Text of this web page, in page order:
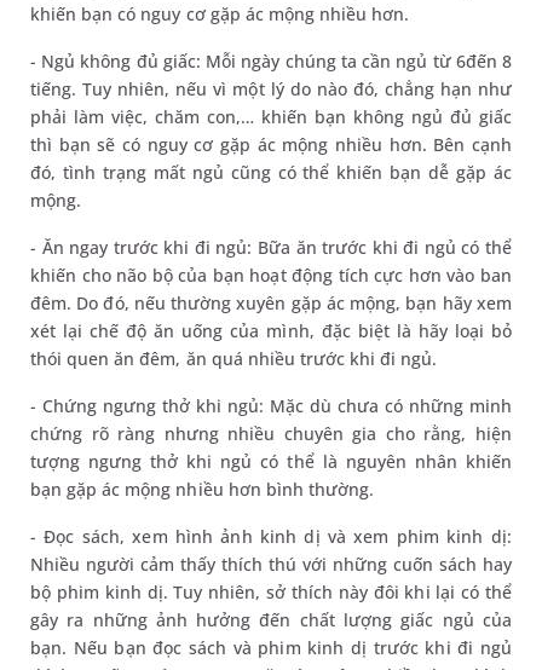
khiến bạn có nguy cơ gặp ác mộng nhiều hơn.
- Ngủ không đủ giấc: Mỗi ngày chúng ta cần ngủ từ 6đến 8
tiếng. Tuy nhiên, nếu vì một lý do nào đó, chẳng hạn như
phải làm việc, chăm con,… khiến bạn không ngủ đủ giấc
thì bạn sẽ có nguy cơ gặp ác mộng nhiều hơn. Bên cạnh
đó, tình trạng mất ngủ cũng có thể khiến bạn dễ gặp ác
mộng.
- Ăn ngay trước khi đi ngủ: Bữa ăn trước khi đi ngủ có thể
khiến cho não bộ của bạn hoạt động tích cực hơn vào ban
đêm. Do đó, nếu thường xuyên gặp ác mộng, bạn hãy xem
xét lại chế độ ăn uống của mình, đặc biệt là hãy loại bỏ
thói quen ăn đêm, ăn quá nhiều trước khi đi ngủ.
- Chứng ngưng thở khi ngủ: Mặc dù chưa có những minh
chứng rõ ràng nhưng nhiều chuyên gia cho rằng, hiện
tượng ngưng thở khi ngủ có thể là nguyên nhân khiến
bạn gặp ác mộng nhiều hơn bình thường.
- Đọc sách, xem hình ảnh kinh dị và xem phim kinh dị:
Nhiều người cảm thấy thích thú với những cuốn sách hay
bộ phim kinh dị. Tuy nhiên, sở thích này đôi khi lại có thể
gây ra những ảnh hưởng đến chất lượng giấc ngủ của
bạn. Nếu bạn đọc sách và phim kinh dị trước khi đi ngủ